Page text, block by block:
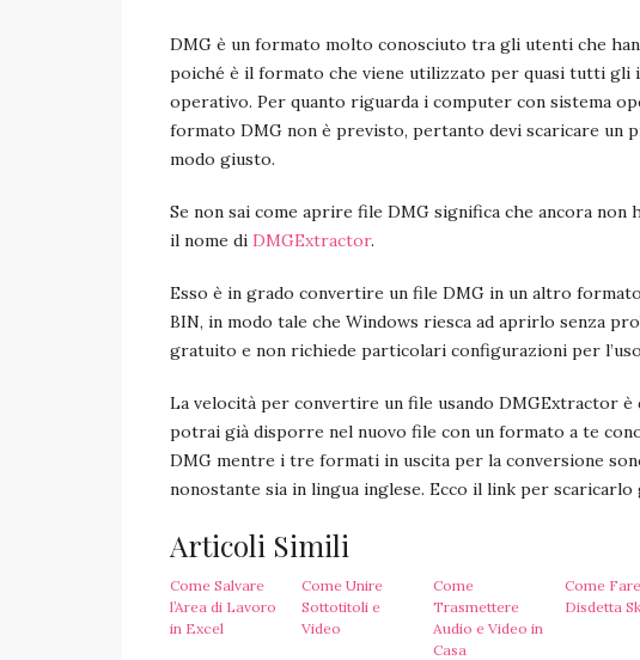
DMG è un formato molto conosciuto tra gli utenti che
poiché è il formato che viene utilizzato per quasi tutti gli
operativo. Per quanto riguarda i computer con sistema
formato DMG non è previsto, pertanto devi scaricare un
modo giusto.
Se non sai come aprire file DMG significa che ancora
il nome di DMGExtractor.
Esso è in grado convertire un file DMG in un altro
BIN, in modo tale che Windows riesca ad aprirlo senza
gratuito e non richiede particolari configurazioni per
La velocità per convertire un file usando DMGExtractor
potrai già disporre nel nuovo file con un formato a te
DMG mentre i tre formati in uscita per la conversione
nonostante sia in lingua inglese. Ecco il link per
Articoli Simili
Come Salvare
l’Area di Lavoro
in Excel
Come Unire
Sottotitoli e
Video
Come
Trasmettere
Audio e Video in
Casa
Come
Disdetta